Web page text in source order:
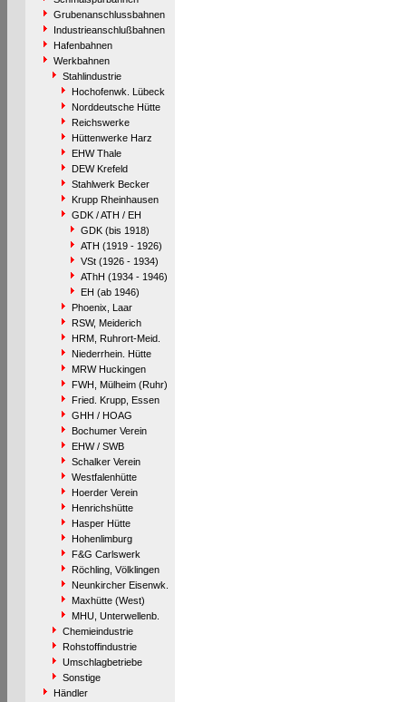
Grubenanschlussbahnen
Industrieanschlußbahnen
Hafenbahnen
Werkbahnen
Stahlindustrie
Hochofenwk. Lübeck
Norddeutsche Hütte
Reichswerke
Hüttenwerke Harz
EHW Thale
DEW Krefeld
Stahlwerk Becker
Krupp Rheinhausen
GDK / ATH / EH
GDK (bis 1918)
ATH (1919 - 1926)
VSt (1926 - 1934)
AThH (1934 - 1946)
EH (ab 1946)
Phoenix, Laar
RSW, Meiderich
HRM, Ruhrort-Meid.
Niederrhein. Hütte
MRW Huckingen
FWH, Mülheim (Ruhr)
Fried. Krupp, Essen
GHH / HOAG
Bochumer Verein
EHW / SWB
Schalker Verein
Westfalenhütte
Hoerder Verein
Henrichshütte
Hasper Hütte
Hohenlimburg
F&G Carlswerk
Röchling, Völklingen
Neunkircher Eisenwk.
Maxhütte (West)
MHU, Unterwellenb.
Chemieindustrie
Rohstoffindustrie
Umschlagbetriebe
Sonstige
Händler